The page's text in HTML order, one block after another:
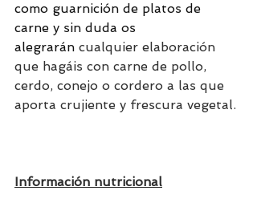
como guarnición de platos de
carne y sin duda os
alegrarán cualquier elaboración
que hagáis con carne de pollo,
cerdo, conejo o cordero a las que
aporta crujiente y frescura vegetal.
Información nutricional